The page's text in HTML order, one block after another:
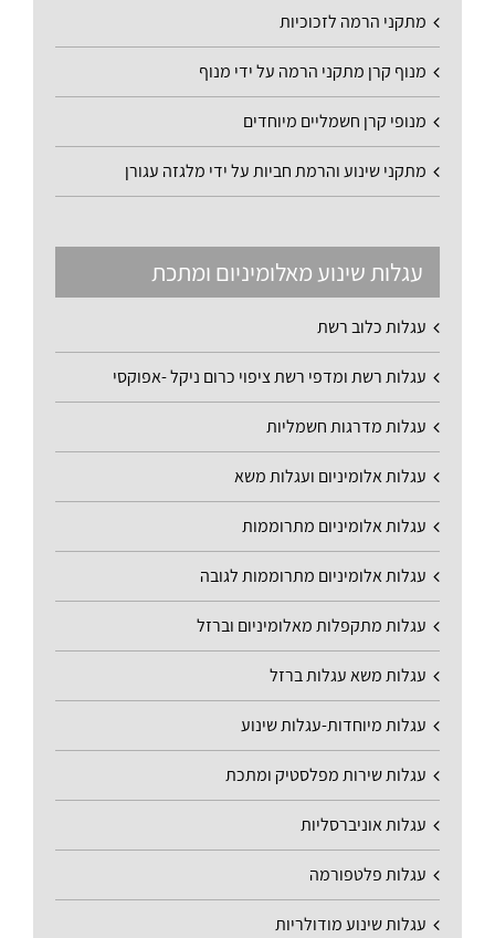
מתקני הרמה לזכוכיות
מנוף קרן מתקני הרמה על ידי מנוף
מנופי קרן חשמליים מיוחדים
מתקני שינוע והרמת חביות על ידי מלגזה עגורן
עגלות שינוע מאלומיניום ומתכת
עגלות כלוב רשת
עגלות רשת ומדפי רשת ציפוי כרום ניקל -אפוקסי
עגלות מדרגות חשמליות
עגלות אלומיניום ועגלות משא
עגלות אלומיניום מתרוממות
עגלות אלומיניום מתרוממות לגובה
עגלות מתקפלות מאלומיניום וברזל
עגלות משא עגלות ברזל
עגלות מיוחדות-עגלות שינוע
עגלות שירות מפלסטיק ומתכת
עגלות אוניברסליות
עגלות פלטפורמה
עגלות שינוע מודולריות